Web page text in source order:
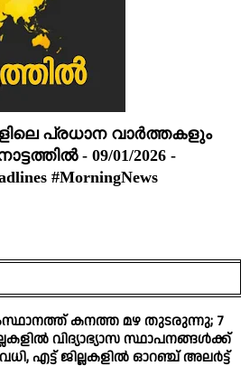
പ്രധാന വാർത്തകളും
- 09/01/2026 -
#MorningNews
കനത്ത മഴ തുടരുന്നു; 7
വിദ്യാഭ്യാസ സ്ഥാപനങ്ങൾക്ക്
എട്ട് ജില്ലകളിൽ ഓറഞ്ച് അലർട്ട്